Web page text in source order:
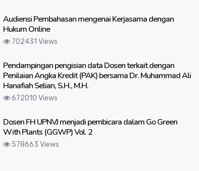
Audiensi Pembahasan mengenai Kerjasama dengan
Hukum Online
702431 Views
Pendampingan pengisian data Dosen terkait dengan
Penilaian Angka Kredit (PAK) bersama Dr. Muhammad Ali
Hanafiah Selian, S.H., M.H.
672010 Views
Dosen FH UPNVJ menjadi pembicara dalam Go Green
With Plants (GGWP) Vol. 2
578663 Views